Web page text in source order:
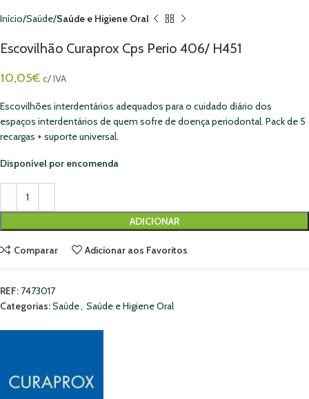
Início Saúde Saúde e Higiene Oral
Escovilhão Curaprox Cps Perio 406/ H451
10,05€ c/ IVA
Escovilhões interdentários adequados para o cuidado diário dos
espaços interdentários de quem sofre de doença periodontal. Pack de 5
recargas + suporte universal.
Disponível por encomenda
ADICIONAR
Comparar Adicionar aos Favoritos
REF: 7473017
Categorias:Saúde, Saúde e Higiene Oral